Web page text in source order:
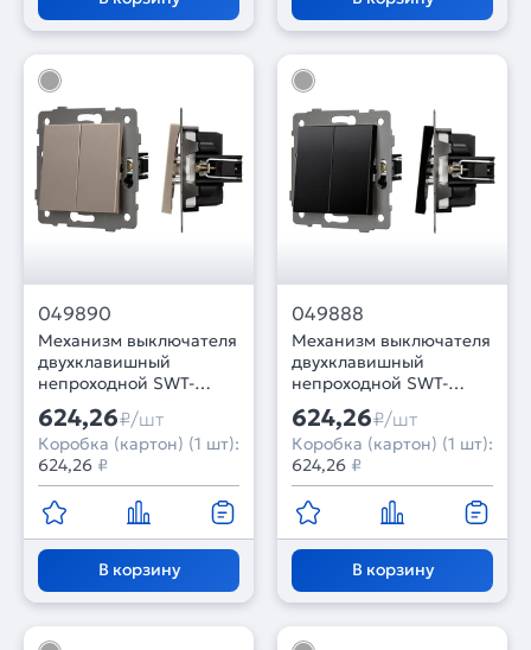
049890
Механизм выключателя
двухклавишный
непроходной SWT-
MK02-PL-GD-V (250V,
10A) (Arlight, -)
624,26₽/шт
Коробка (картон) (1 шт):
624,26 ₽
В корзину
049888
Механизм выключателя
двухклавишный
непроходной SWT-
MK02-PL-BK-V (250V,
10A) (Arlight, -)
624,26₽/шт
Коробка (картон) (1 шт):
624,26 ₽
В корзину